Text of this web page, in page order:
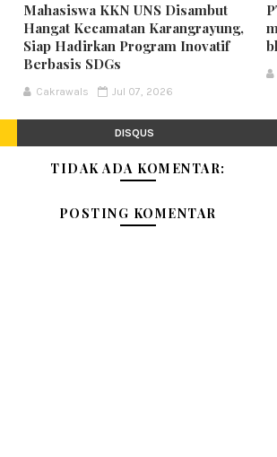
Mahasiswa KKN UNS Disambut
Hangat Kecamatan Karangrayung,
Siap Hadirkan Program Inovatif
Berbasis SDGs
Cakrawals Jul 07, 2026
DISQUS
TIDAK ADA KOMENTAR:
POSTING KOMENTAR